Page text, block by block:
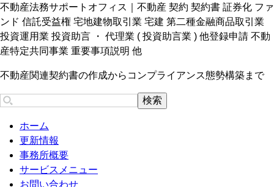
不動産法務サポートオフィス｜不動産 契約 契約書 証券化 ファ
ンド 信託受益権 宅地建物取引業 宅建 第二種金融商品取引業
投資運用業 投資助言 ・ 代理業 ( 投資助言業 ) 他登録申請 不動
産特定共同事業 重要事項説明 他
不動産関連契約書の作成からコンプライアンス態勢構築まで
ホーム
更新情報
事務所概要
サービスメニュー
お問い合わせ